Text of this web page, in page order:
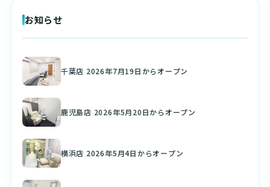
お知らせ
千葉店 2026年7月19日からオープン
鹿児島店 2026年5月20日からオープン
横浜店 2026年5月4日からオープン